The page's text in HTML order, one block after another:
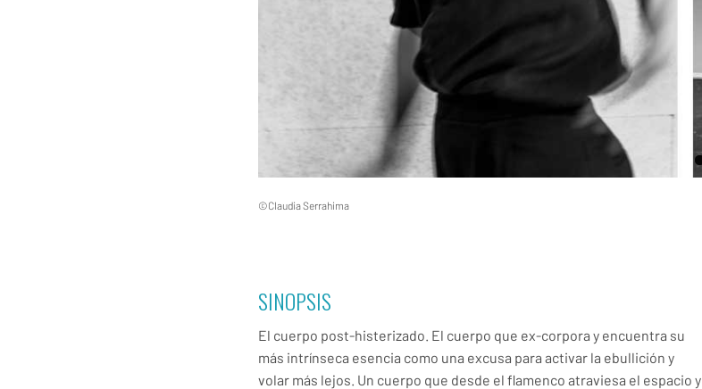
©Claudia Serrahima
SINOPSIS
El cuerpo post-histerizado. El cuerpo que ex-corpora y encuentra su
más intrínseca esencia como una excusa para activar la ebullición y
volar más lejos. Un cuerpo que desde el flamenco atraviesa el espacio y